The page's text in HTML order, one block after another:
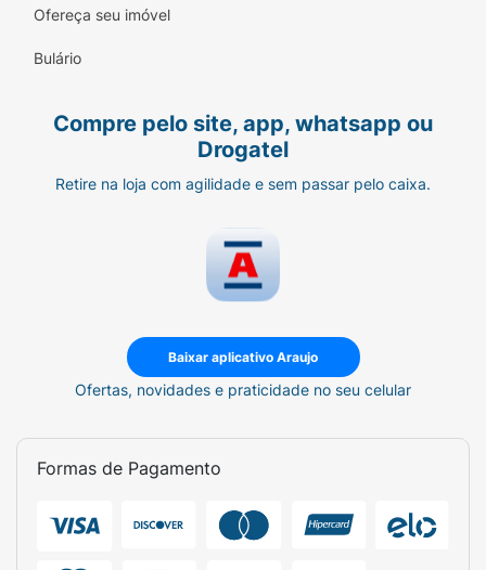
Ofereça seu imóvel
Bulário
Compre pelo site, app, whatsapp ou
Drogatel
Retire na loja com agilidade e sem passar pelo caixa.
Baixar aplicativo Araujo
Ofertas, novidades e praticidade no seu celular
Formas de Pagamento